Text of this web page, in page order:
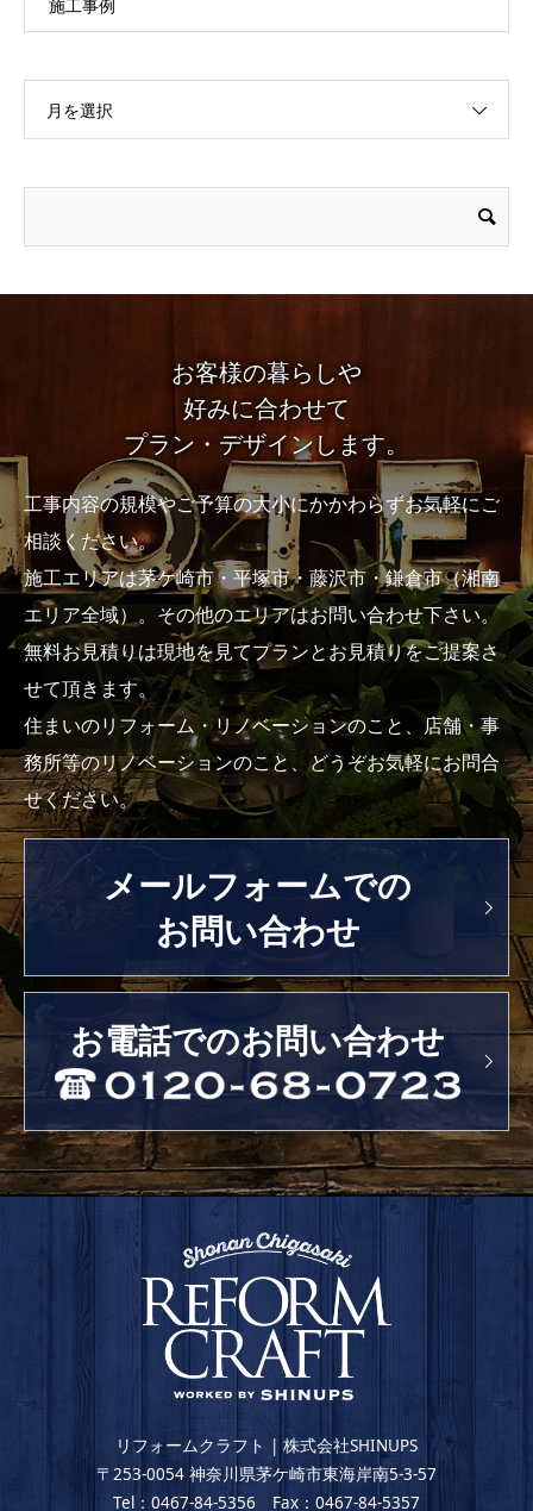
施工事例
月を選択
お客様の暮らしや
好みに合わせて
プラン・デザインします。
工事内容の規模やご予算の大小にかかわらずお気軽にご
相談ください。
施工エリアは茅ケ崎市・平塚市・藤沢市・鎌倉市（湘南
エリア全域）。その他のエリアはお問い合わせ下さい。
無料お見積りは現地を見てプランとお見積りをご提案さ
せて頂きます。
住まいのリフォーム・リノベーションのこと、店舗・事
務所等のリノベーションのこと、どうぞお気軽にお問合
せください。
メールフォームでの
お問い合わせ
お電話でのお問い合わせ
リフォームクラフト | 株式会社SHINUPS
〒253-0054 神奈川県茅ケ崎市東海岸南5-3-57
Tel：0467-84-5356 Fax：0467-84-5357